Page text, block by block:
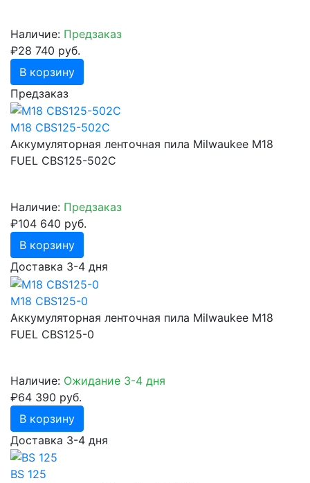
Наличие: Предзаказ
₽28 740 руб.
В корзину
Предзаказ
M18 CBS125-502C
Аккумуляторная ленточная пила Milwaukee M18
FUEL CBS125-502C
Наличие: Предзаказ
₽104 640 руб.
В корзину
Доставка 3-4 дня
M18 CBS125-0
Аккумуляторная ленточная пила Milwaukee M18
FUEL CBS125-0
Наличие: Ожидание 3-4 дня
₽64 390 руб.
В корзину
Доставка 3-4 дня
BS 125